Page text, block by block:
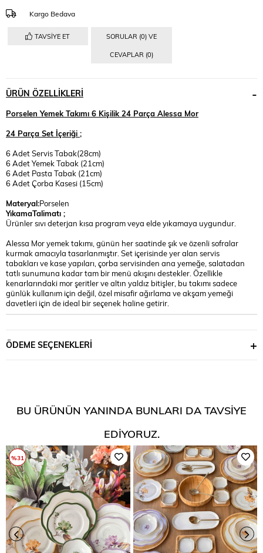
Kargo Bedava
TAVSIYE ET SORULAR (0) VE
CEVAPLAR (0)
ÜRÜN ÖZELLIKLERI
Porselen Yemek Takımı 6 Kişilik 24 Parça Alessa Mor
24 Parça Set İçeriği ;
6 Adet Servis Tabak(28cm)
6 Adet Yemek Tabak (21cm)
6 Adet Pasta Tabak (21cm)
6 Adet Çorba Kasesi (15cm)
Materyal:Porselen
YıkamaTalimatı ;
Ürünler sıvı deterjan kısa program veya elde yıkamaya uygundur.
Alessa Mor yemek takımı, günün her saatinde şık ve özenli sofralar
kurmak amacıyla tasarlanmıştır. Set içerisinde yer alan servis
tabakları ve kase yapıları, çorba servisinden ana yemeğe, salatadan
tatlı sunumuna kadar tam bir menü akışını destekler. Özellikle
kenarlarındaki mor şeritler ve altın yaldız bitişler, bu takımı sadece
günlük kullanım için değil, özel misafir ağırlama ve akşam yemeği
davetleri için de ideal bir seçenek haline getirir.
ÖDEME SEÇENEKLERI
BU ÜRÜNÜN YANINDA BUNLARI DA TAVSIYE
EDIYORUZ.
%31